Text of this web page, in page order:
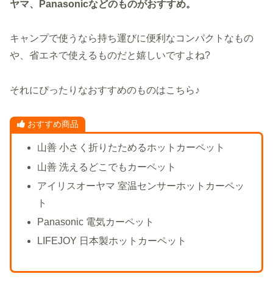
ヤマ、Panasonicなどのものがおすすめ。
キャンプで使うなら持ち運びに便利なコンパクトなもの
や、省エネで使えるものだと嬉しいですよね?
それにぴったりなおすすめのものはこちら♪
おすすめ商品
山善 小さく折りたためるホットカーペット
山善 洗えるどこでもカーペット
アイリスオーヤマ 室温センサーホットカーペッ
ト
Panasonic 電気カーペット
LIFEJOY 日本製ホットカーペット